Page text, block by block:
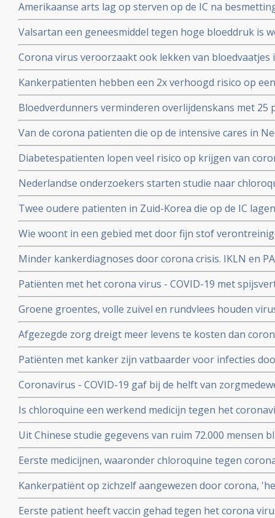
waren de belangrijkste factoren
Amerikaanse arts lag op sterven op de IC na
infusen met hoge dosis vitamine C redde zijn leven
Valsartan een geneesmiddel tegen hoge bloeddruk is
het corona virus. Nederlandse onderzoekers aan de
gerandomiseerd onderzoek. ]
Corona virus veroorzaakt ook lekken van
de ACE2-receptoren en maakt dit corona virus nog
onderzoekers aan de Radboud universiteit
Kankerpatienten hebben een 2x verhoogd risico op
virus blijkt uit studie in Wujang. Waarschijnlijk doordat
Bloedverdunners verminderen overlijdenskans met
corona virus die een SOHA score - sepsis-
hadden bij opname op de Intensive Care
Van de corona patienten die op de intensive cares in
32 procent mensen met ernstig overgewicht en
Diabetespatienten lopen veel risico op krijgen van
eerste Nederlandse onderzoek onder 100 patienten.
Nederlandse onderzoekers starten studie naar
patienten die besmet zijn met het coronavirus - COVID-
Twee oudere patienten in Zuid-Korea die op de IC
corona virus door bloedplasma behandeling van
Wie woont in een gebied met door fijn stof
groter risico op overlijden aan corona virus in
zuiverder lucht
Minder kankerdiagnoses door corona crisis. IKLN en
effecten op langere termijn schrijven zij in een brief.
Patiënten met het corona virus - COVID-19 met
slechtere prognose om te overleven dan patiënten
Groene groentes, volle zuivel en rundvlees houden
blijkt uit studie van kinderarts Ellen van der Gaag. En
virus (COVID-19)
Afgezegde zorg dreigt meer levens te kosten dan
van Gupta Strategists, een adviesbureau gericht op de
Patiënten met kanker zijn vatbaarder voor infecties
(beenmergonderdrukking) veroorzaakt door hun
overleden daardoor relatief meer kankerpatienten
Coronavirus - COVID-19 gaf bij de helft van
verkoudheid en geen koorts en zij bleven gewoon
onderzoek bij 86 zorgmedewerkers
Is chloroquine een werkend medicijn tegen het
wel op. Hier een paar studies
Uit Chinese studie gegevens van ruim 72.000 mensen
mensen besmet met het corona virus - Covid-19
herstelt
Eerste medicijnen, waaronder chloroquine tegen
uitstekend te werken. 80 procent minder virus in bloed,
onderzoekers
Kankerpatiënt op zichzelf aangewezen door corona,
NOS in een artikel
Eerste patient heeft vaccin gehad tegen het corona